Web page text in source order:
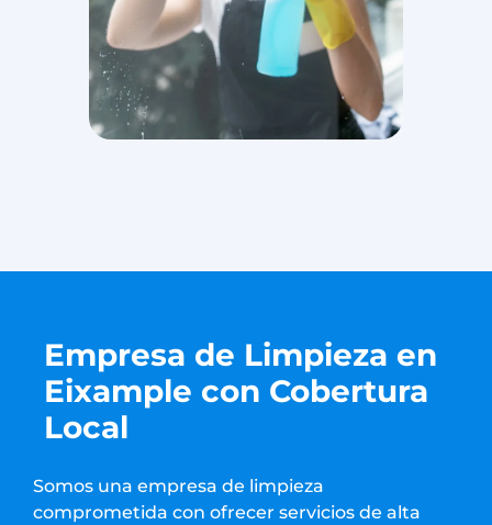
Empresa de Limpieza en
Eixample con Cobertura
Local
Somos una empresa de limpieza
comprometida con ofrecer servicios de alta